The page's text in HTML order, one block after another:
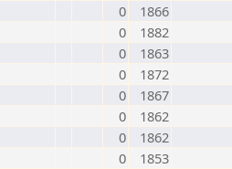
0
1866
0
1882
0
1863
0
1872
0
1867
0
1862
0
1862
0
1853